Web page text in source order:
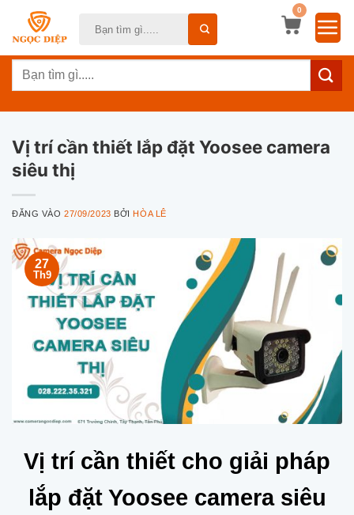
dung
0
Tìm
Vị trí cần thiết lắp đặt Yoosee camera
siêu thị
ĐĂNG VÀO27/09/2023 BỞIHÒA LÊ
27
Th9
Vị trí cần thiết cho giải pháp
lắp đặt Yoosee camera siêu